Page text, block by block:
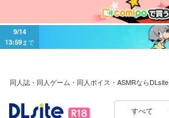
9/14
13:59まで
同人誌・同人ゲーム・同人ボイス・ASMRならDLsite
すべて